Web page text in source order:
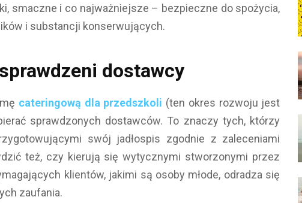
smaczne i co najważniejsze – bezpieczne do spożycia,
i substancji konserwujących.
dostawcy
cateringową dla przedszkoli (ten okres rozwoju jest
sprawdzonych dostawców. To znaczy tych, którzy
swój jadłospis zgodnie z zaleceniami
też, czy kierują się wytycznymi stworzonymi przez
klientów, jakimi są osoby młode, odradza się
zaufania.